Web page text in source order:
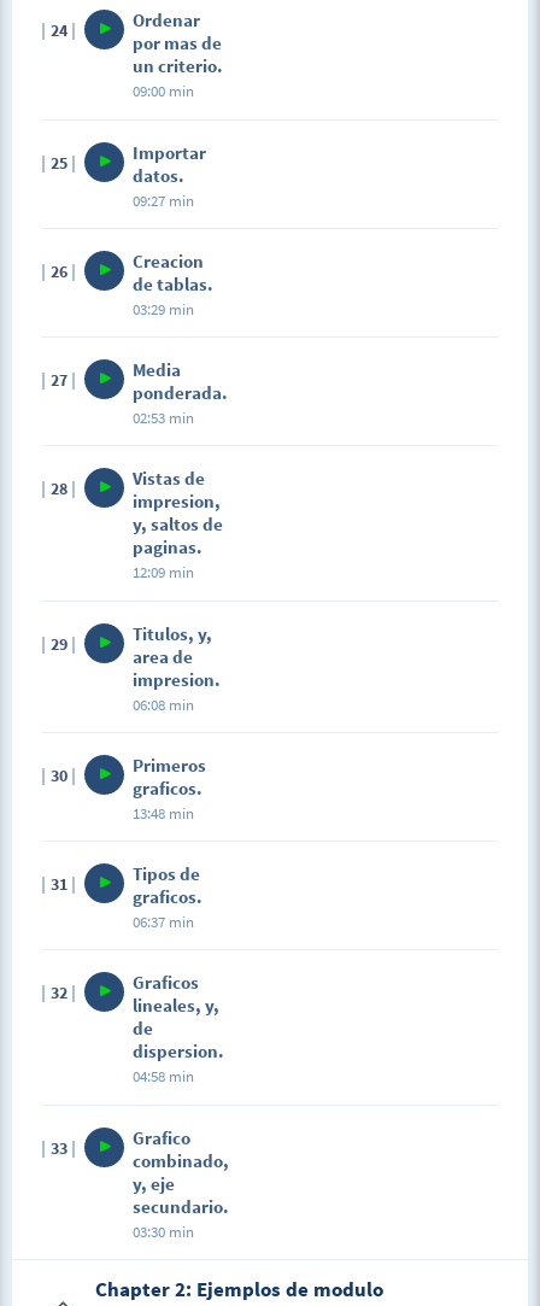
24
Ordenar
por mas de
un criterio.
09:00 min
25
Importar
datos.
09:27 min
26
Creacion
de tablas.
03:29 min
27
Media
ponderada.
02:53 min
28
Vistas de
impresion,
y, saltos de
paginas.
12:09 min
29
Titulos, y,
area de
impresion.
06:08 min
30
Primeros
graficos.
13:48 min
31
Tipos de
graficos.
06:37 min
32
Graficos
lineales, y,
de
dispersion.
04:58 min
33
Grafico
combinado,
y, eje
secundario.
03:30 min
Chapter 2: Ejemplos de modulo